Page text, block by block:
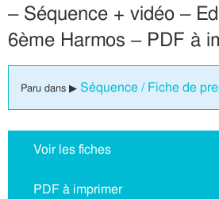
– Séquence + vidéo –
6ème Harmos – PDF à
Paru dans ▶ Séquence / Fiche de
Voir les fiches
PDF à imprimer